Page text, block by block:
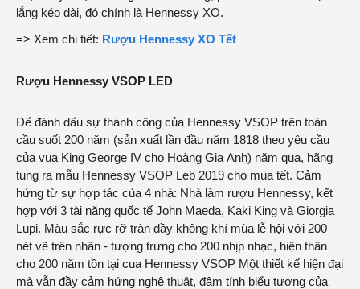
lắng kéo dài, đó chính là Hennessy XO.
=> Xem chi tiết: Rượu Hennessy XO Tết
Rượu Hennessy VSOP LED
Để đánh dấu sự thành công của Hennessy VSOP trên toàn
cầu suốt 200 năm (sản xuất lần đầu năm 1818 theo yêu cầu
của vua King George IV cho Hoàng Gia Anh) năm qua, hãng
tung ra mẫu Hennessy VSOP Leb 2019 cho mùa tết. Cảm
hứng từ sự hợp tác của 4 nhà: Nhà làm rượu Hennessy, kết
hợp với 3 tài năng quốc tế John Maeda, Kaki King và Giorgia
Lupi. Màu sắc rực rỡ tràn đầy không khí mùa lễ hội với 200
nét vẽ trên nhãn - tượng trưng cho 200 nhịp nhạc, hiện thân
cho 200 năm tồn tại cua Hennessy VSOP Một thiết kế hiện đại
mà vẫn đầy cảm hứng nghệ thuật, đậm tính biểu tượng của